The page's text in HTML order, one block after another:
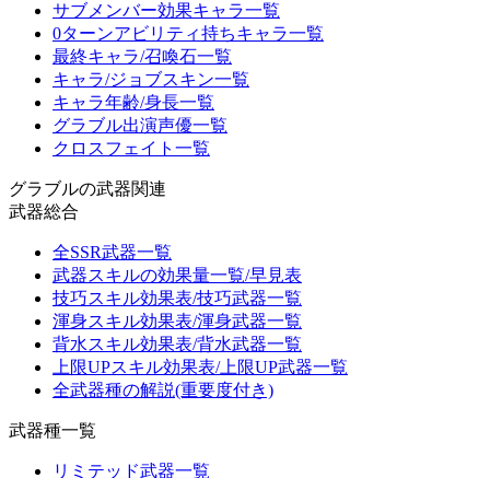
サブメンバー効果キャラ一覧
0ターンアビリティ持ちキャラ一覧
最終キャラ/召喚石一覧
キャラ/ジョブスキン一覧
キャラ年齢/身長一覧
グラブル出演声優一覧
クロスフェイト一覧
グラブルの武器関連
武器総合
全SSR武器一覧
武器スキルの効果量一覧/早見表
技巧スキル効果表/技巧武器一覧
渾身スキル効果表/渾身武器一覧
背水スキル効果表/背水武器一覧
上限UPスキル効果表/上限UP武器一覧
全武器種の解説(重要度付き)
武器種一覧
リミテッド武器一覧